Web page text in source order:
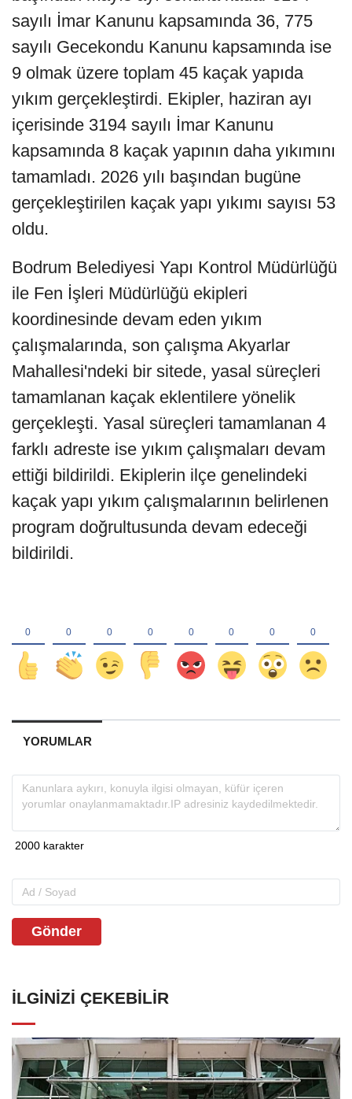
sayılı İmar Kanunu kapsamında 36, 775
sayılı Gecekondu Kanunu kapsamında ise
9 olmak üzere toplam 45 kaçak yapıda
yıkım gerçekleştirdi. Ekipler, haziran ayı
içerisinde 3194 sayılı İmar Kanunu
kapsamında 8 kaçak yapının daha yıkımını
tamamladı. 2026 yılı başından bugüne
gerçekleştirilen kaçak yapı yıkımı sayısı 53
oldu.
Bodrum Belediyesi Yapı Kontrol Müdürlüğü
ile Fen İşleri Müdürlüğü ekipleri
koordinesinde devam eden yıkım
çalışmalarında, son çalışma Akyarlar
Mahallesi'ndeki bir sitede, yasal süreçleri
tamamlanan kaçak eklentilere yönelik
gerçekleşti. Yasal süreçleri tamamlanan 4
farklı adreste ise yıkım çalışmaları devam
ettiği bildirildi. Ekiplerin ilçe genelindeki
kaçak yapı yıkım çalışmalarının belirlenen
program doğrultusunda devam edeceği
bildirildi.
YORUMLAR
Gönder
İLGINIZI ÇEKEBILIR